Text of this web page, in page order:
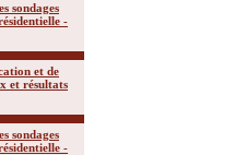
sondages
-
et de
et résultats
sondages
-